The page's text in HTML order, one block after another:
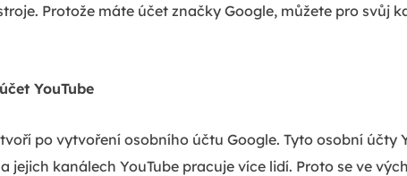
Protože máte účet značky Google, můžete pro svůj
YouTube
po vytvoření osobního účtu Google. Tyto osobní účty
jejich kanálech YouTube pracuje více lidí. Proto se ve